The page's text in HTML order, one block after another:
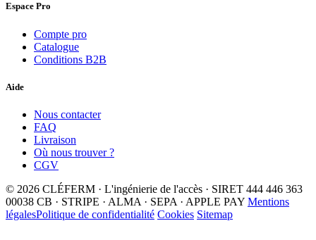
Espace Pro
Compte pro
Catalogue
Conditions B2B
Aide
Nous contacter
FAQ
Livraison
Où nous trouver ?
CGV
© 2026 CLÉFERM · L'ingénierie de l'accès · SIRET 444 446 363
00038 CB · STRIPE · ALMA · SEPA · APPLE PAY Mentions
légalesPolitique de confidentialité Cookies Sitemap